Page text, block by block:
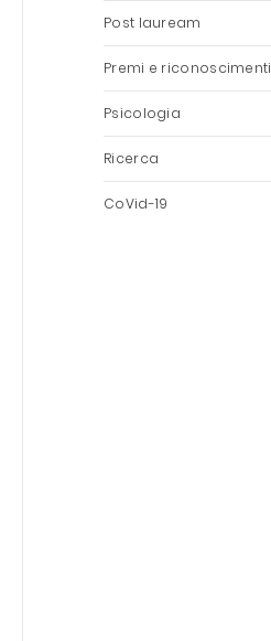
Post lauream
Premi e riconoscimenti
Psicologia
Ricerca
CoVid-19